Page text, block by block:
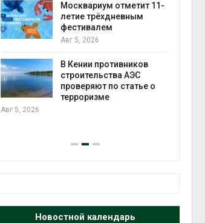
Москвариум отметит 11-
летие трёхдневным
фестивалем
Авг 5, 2026
В Кении противников
строительства АЭС
проверяют по статье о
терроризме
Авг 5, 2026
Новостной календарь